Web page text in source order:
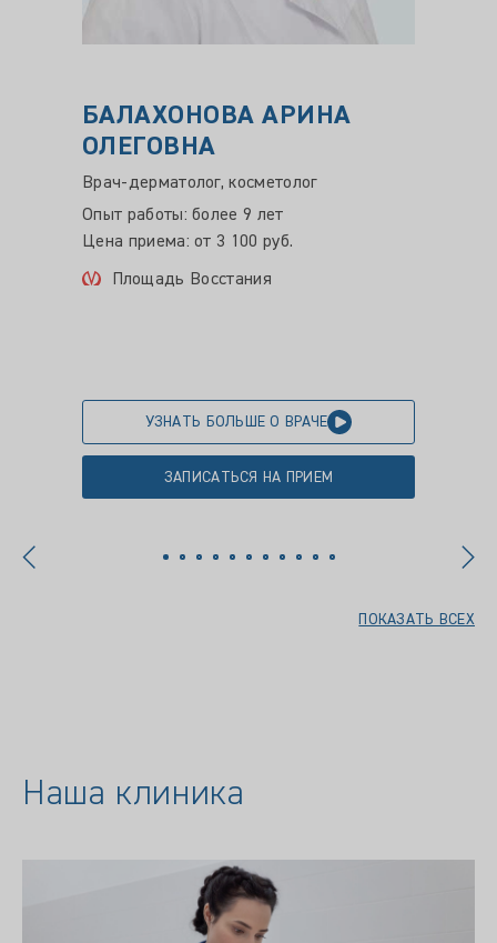
БАЛАХОНОВА АРИНА
ОЛЕГОВНА
Врач-дерматолог, косметолог
Опыт работы: более 9 лет
Цена приема: от 3 100 руб.
Площадь Восстания
УЗНАТЬ БОЛЬШЕ О ВРАЧЕ
ЗАПИСАТЬСЯ НА ПРИЕМ
ПОКАЗАТЬ ВСЕХ
Наша клиника